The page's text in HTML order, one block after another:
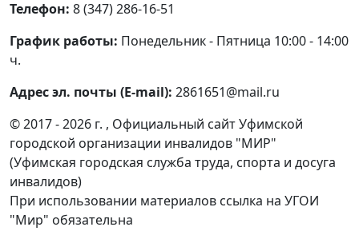
Телефон: 8 (347) 286-16-51
График работы: Понедельник - Пятница 10:00 - 14:00
ч.
Адрес эл. почты (E-mail): 2861651@mail.ru
© 2017 - 2026 г. , Официальный сайт Уфимской
городской организации инвалидов "МИР"
(Уфимская городская служба труда, спорта и досуга
инвалидов)
При использовании материалов ссылка на УГОИ
"Мир" обязательна